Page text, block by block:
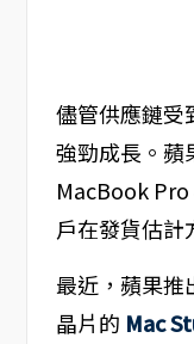
儘管供應鏈受
強勁成長。蘋
MacBook
戶在發貨估計
最近，蘋果推
晶片的 Mac